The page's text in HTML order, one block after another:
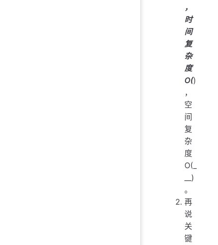
，
时
间
复
杂
度
O()
，
空
间
复
杂
度
O(_
__)
。
再
说
关
键